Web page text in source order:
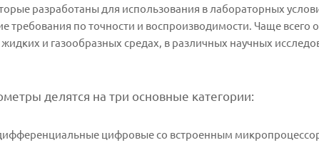
разработаны для использования в лабораторных
требования по точности и воспроизводимости. Чаще
и газообразных средах, в различных научных
делятся на три основные категории:
цифровые со встроенным